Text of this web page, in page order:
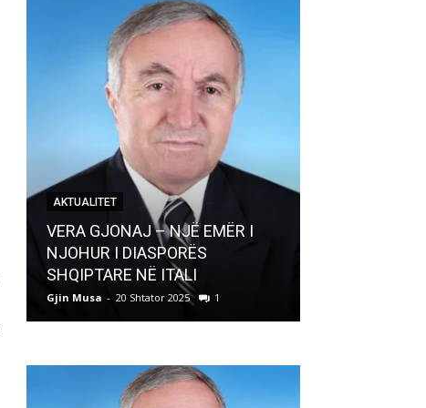
AKTUALITET
VERA GJONAJ – NJË EMËR I
NJOHUR I DIASPORËS
SHQIPTARE NË ITALI
Gjin Musa - 20 Shtator 2025 1